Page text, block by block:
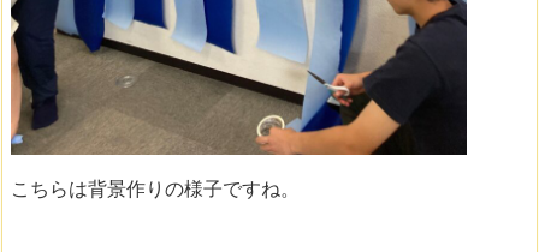
こちらは背景作りの様子ですね。